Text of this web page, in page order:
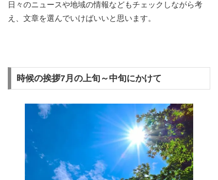
日々のニュースや地域の情報などもチェックしながら考
え、文章を選んでいけばいいと思います。
時候の挨拶7月の上旬～中旬にかけて